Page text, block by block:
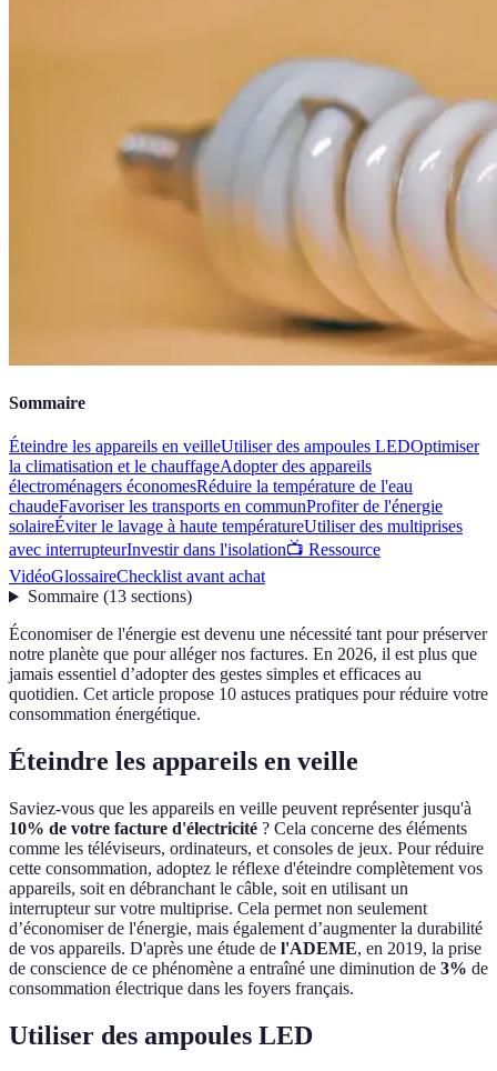
Sommaire
Éteindre les appareils en veilleUtiliser des ampoules LEDOptimiser
la climatisation et le chauffageAdopter des appareils
électroménagers économesRéduire la température de l'eau
chaudeFavoriser les transports en communProfiter de l'énergie
solaireÉviter le lavage à haute températureUtiliser des multiprises
avec interrupteurInvestir dans l'isolation📺 Ressource
VidéoGlossaireChecklist avant achat
Sommaire(13 sections)
Économiser de l'énergie est devenu une nécessité tant pour préserver
notre planète que pour alléger nos factures. En 2026, il est plus que
jamais essentiel d’adopter des gestes simples et efficaces au
quotidien. Cet article propose 10 astuces pratiques pour réduire votre
consommation énergétique.
Éteindre les appareils en veille
Saviez-vous que les appareils en veille peuvent représenter jusqu'à
10% de votre facture d'électricité ? Cela concerne des éléments
comme les téléviseurs, ordinateurs, et consoles de jeux. Pour réduire
cette consommation, adoptez le réflexe d'éteindre complètement vos
appareils, soit en débranchant le câble, soit en utilisant un
interrupteur sur votre multiprise. Cela permet non seulement
d’économiser de l'énergie, mais également d’augmenter la durabilité
de vos appareils. D'après une étude de l'ADEME, en 2019, la prise
de conscience de ce phénomène a entraîné une diminution de 3% de
consommation électrique dans les foyers français.
Utiliser des ampoules LED